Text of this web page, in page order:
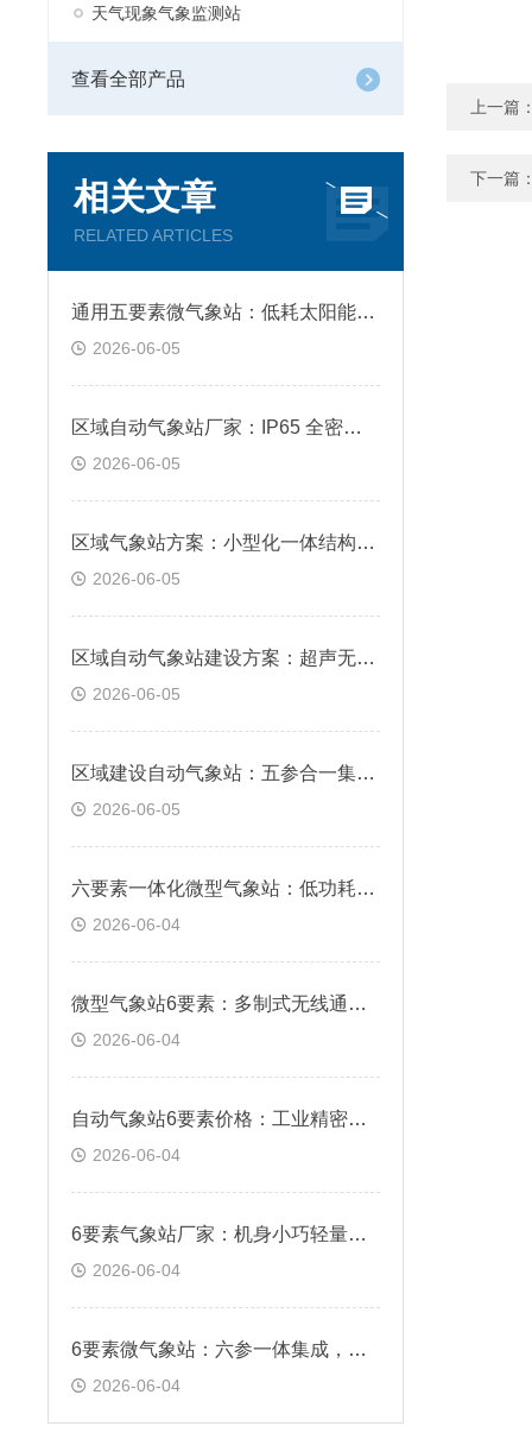
天气现象气象监测站
查看全部产品
相关文章
RELATED ARTICLES
通用五要素微气象站：低耗太阳能供电，4G 无线远程自动上传数据
2026-06-05
区域自动气象站厂家：IP65 全密封防护，露天野外耐高低温全天候工作
2026-06-05
区域气象站方案：小型化一体结构，简易立杆快速免布线安装
2026-06-05
区域自动气象站建设方案：超声无机械测风，防冻防尘常年稳定监测
2026-06-05
区域建设自动气象站：五参合一集成机身，温湿风压雨量同步采集
2026-06-05
六要素一体化微型气象站：低功耗耐用机身，全天候野外免维护运行
2026-06-04
微型气象站6要素：多制式无线通讯，远程云端实时查看数据
2026-06-04
自动气象站6要素价格：工业精密传感，实测数据稳定误差偏低
2026-06-04
6要素气象站厂家：机身小巧轻量化，狭小点位灵活布设安装
2026-06-04
6要素微气象站：六参一体集成，六项气象参数同步采集
2026-06-04
上一篇
下一篇